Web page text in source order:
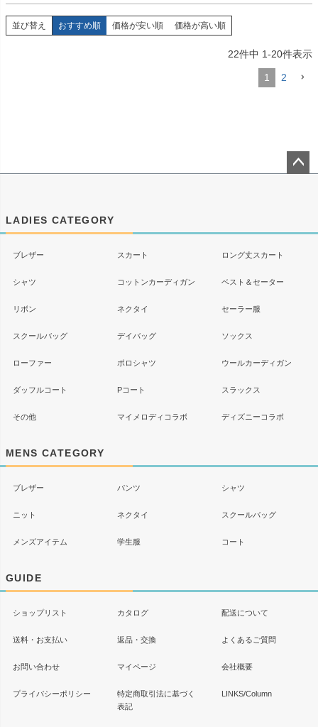
並び替え おすすめ順 価格が安い順 価格が高い順
22件中 1-20件表示
1 2
LADIES CATEGORY
ブレザー スカート ロング丈スカート
シャツ コットンカーディガン ベスト＆セーター
リボン ネクタイ セーラー服
スクールバッグ デイバッグ ソックス
ローファー ポロシャツ ウールカーディガン
ダッフルコート Pコート スラックス
その他 マイメロディコラボ ディズニーコラボ
MENS CATEGORY
ブレザー パンツ シャツ
ニット ネクタイ スクールバッグ
メンズアイテム 学生服 コート
GUIDE
ショップリスト カタログ 配送について
送料・お支払い 返品・交換 よくあるご質問
お問い合わせ マイページ 会社概要
プライバシーポリシー
特定商取引法に基づく
表記
LINKS/Column